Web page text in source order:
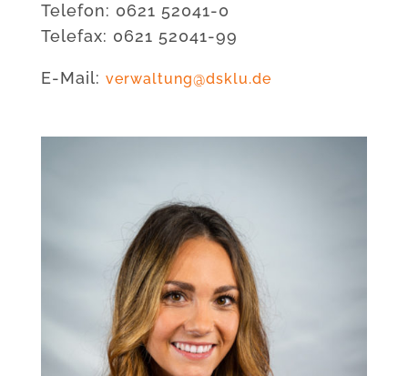
Telefon: 0621 52041-0
Telefax: 0621 52041-99
E-Mail: verwaltung@dsklu.de